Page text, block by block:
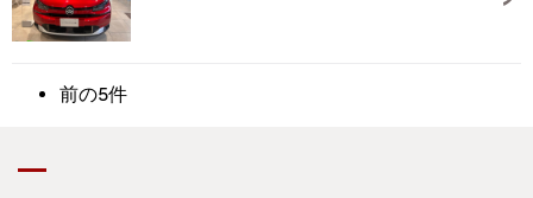
前の5件